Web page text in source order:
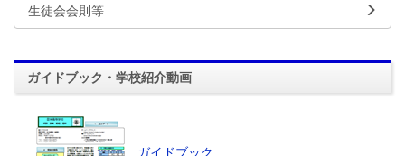
生徒会会則等
ガイドブック・学校紹介動画
ガイドブック